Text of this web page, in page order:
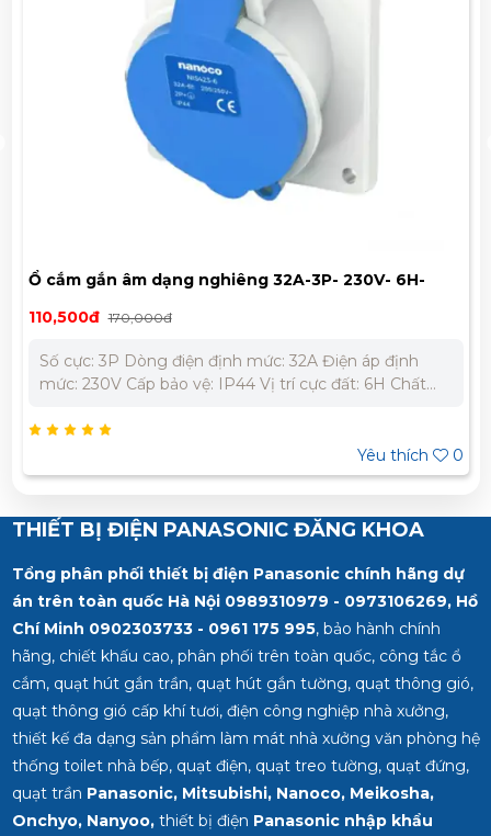
Ổ cắm gắn âm dạng nghiêng 32A-3P- 230V- 6H-
IP44 Nanoco NIS423-6
110,500đ 170,000đ
Số cực: 3P Dòng điện định mức: 32A Điện áp định
mức: 230V Cấp bảo vệ: IP44 Vị trí cực đất: 6H Chất
làm việc: -25 ⁰C đến 40⁰C Sử dụng liên tục: trong 30
phút ở nhiệt độ 90⁰C. Khả năng chống cháy nhiệt độ
bất thường 650⁰C Tiêu chuẩn: IEC60309
Yêu thích 0
THIẾT BỊ ĐIỆN PANASONIC ĐĂNG KHOA
Tổng phân phối thiết bị điện Panasonic chính hãng dự
án trên toàn quốc Hà Nội 0989310979 - 0973106269, Hồ
Chí Minh 0902303733 - 0961 175 995, bảo hành chính
hãng, chiết khấu cao, phân phối trên toàn quốc, công tắc ổ
cắm, quạt hút gắn trần, quạt hút gắn tường, quạt thông gió,
quạt thông gió cấp khí tươi, điện công nghiệp nhà xưởng,
thiết kế đa dạng sản phẩm làm mát nhà xưởng văn phòng hệ
thống toilet nhà bếp, quạt điện, quạt treo tường, quạt đứng,
quạt trần Panasonic, Mitsubishi, Nanoco, Meikosha,
Onchyo, Nanyoo,thiết bị điện Panasonic nhập khẩu